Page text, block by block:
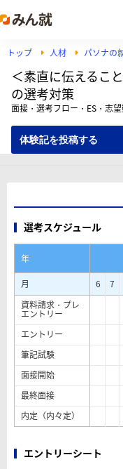
トップ 人材 パソナの
＜素直に伝えるこ
の選考対策
面接・選考フロー・ES・志
体験記を投稿する
選考スケジュール
年
月
6 7
資料請求・プレ
エントリー
エントリー
筆記試験
面接開始
最終面接
内定（内々定）
エントリーシート